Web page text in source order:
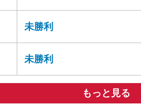
未勝利
未勝利
もっと見る